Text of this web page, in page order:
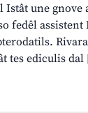
Istât une gnove
fedêl
tes ediculis